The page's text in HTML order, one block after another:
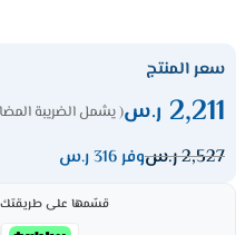
سعر المنتج
2,211 ر.س( يشمل الضريبة
2,527ر.سوفر 316 ر.س
قسّمها على طريقتك،